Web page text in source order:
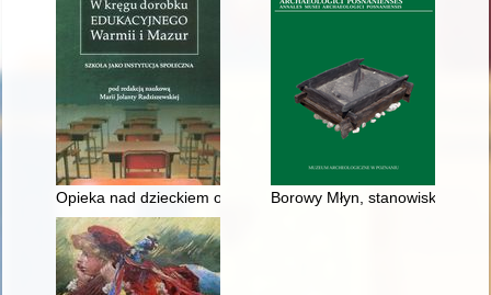
Opieka nad dzieckiem osieroconym na Warmii i Mazurach w
Borowy Młyn, stanowisko 1,